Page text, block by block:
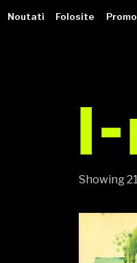
Noutati Folosite
Showing